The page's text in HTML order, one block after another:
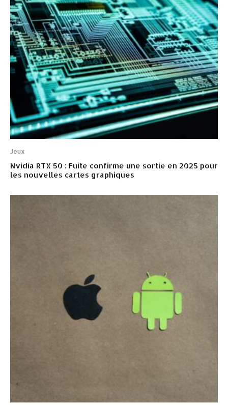
Jeux
Nvidia RTX 50 : Fuite confirme une sortie en 2025 pour
les nouvelles cartes graphiques